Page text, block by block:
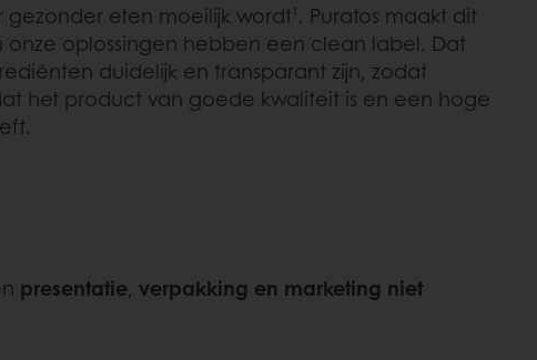
eten moeilijk wordt¹. Puratos maakt dit
onze oplossingen hebben een clean label. Dat
duidelijk en transparant zijn, zodat
het product van goede kwaliteit is en een hoge
presentatie, verpakking en marketing niet